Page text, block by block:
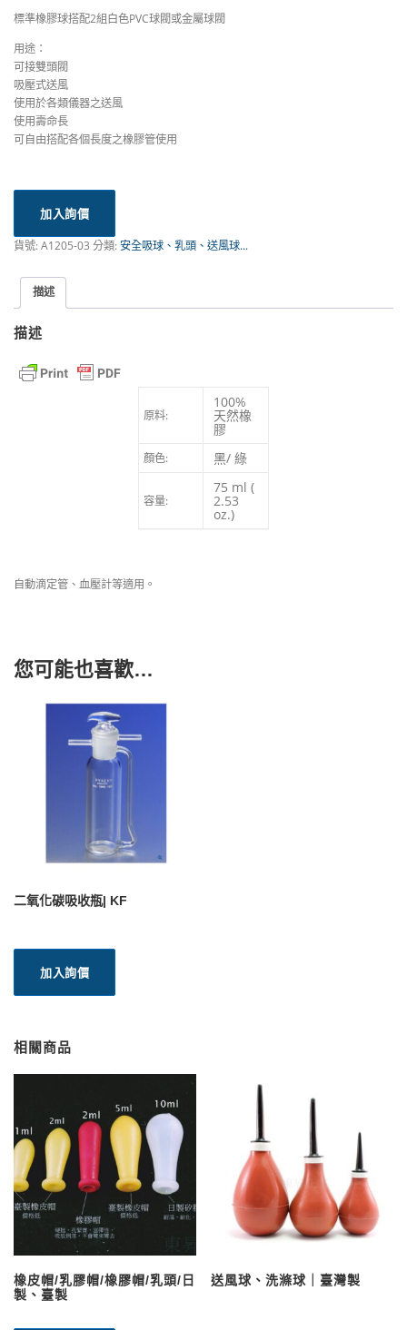
標準橡膠球搭配2組白色PVC球閥或金屬球閥
用途：
可接雙頭閥
吸壓式送風
使用於各類儀器之送風
使用壽命長
可自由搭配各個長度之橡膠管使用
加入詢價
貨號:A1205-03 分類:安全吸球、乳頭、送風球...
描述
描述
原料:
100%
天然橡
膠
顏色: 黑/ 綠
容量:
75 ml (
2.53
oz.)
自動滴定管、血壓計等適用。
您可能也喜歡…
二氧化碳吸收瓶| KF
加入詢價
相關商品
橡皮帽/乳膠帽/橡膠帽/乳頭/日
製、臺製
送風球、洗滌球｜臺灣製